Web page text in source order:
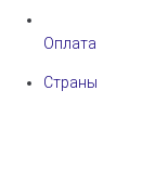
Оплата
Страны